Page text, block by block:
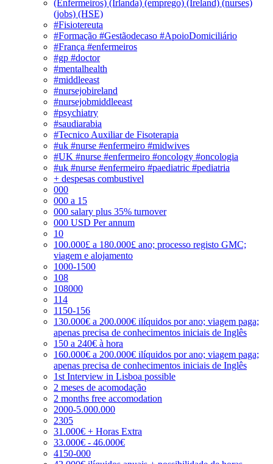
(Enfermeiros) (Irlanda) (emprego) (Ireland) (nurses)
(jobs) (HSE)
#Fisiotereuta
#Formação #Gestãodecaso #ApoioDomiciliário
#França #enfermeiros
#gp #doctor
#mentalhealth
#middleeast
#nursejobireland
#nursejobmiddleeast
#psychiatry
#saudiarabia
#Tecnico Auxiliar de Fisoterapia
#uk #nurse #enfermeiro #midwives
#UK #nurse #enfermeiro #oncology #oncologia
#uk #nurse #enfermeiro #paediatric #pediatria
+ despesas combustivel
000
000 a 15
000 salary plus 35% turnover
000 USD Per annum
10
100.000£ a 180.000£ ano; processo registo GMC;
viagem e alojamento
1000-1500
108
108000
114
1150-156
130.000€ a 200.000€ ilíquidos por ano; viagem paga;
apenas precisa de conhecimentos iniciais de Inglês
150 a 240€ à hora
160.000€ a 200.000€ ilíquidos por ano; viagem paga;
apenas precisa de conhecimentos iniciais de Inglês
1st Interview in Lisboa possible
2 meses de acomodação
2 months free accomodation
2000-5.000.000
2305
31.000€ + Horas Extra
33.000€ - 46.000€
4150-000